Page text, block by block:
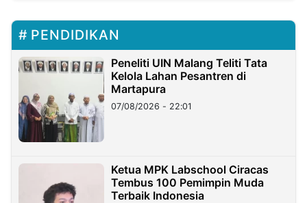
PENDIDIKAN
Peneliti UIN Malang Teliti Tata
Kelola Lahan Pesantren di
Martapura
07/08/2026 - 22:01
Ketua MPK Labschool Ciracas
Tembus 100 Pemimpin Muda
Terbaik Indonesia